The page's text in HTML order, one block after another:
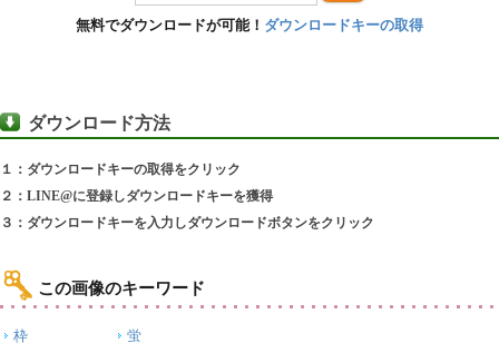
無料でダウンロードが可能！ ダウンロードキーの取得
ダウンロード方法
１：ダウンロードキーの取得をクリック
２：LINE@に登録しダウンロードキーを獲得
３：ダウンロードキーを入力しダウンロードボタンをクリック
この画像のキーワード
枠 蛍